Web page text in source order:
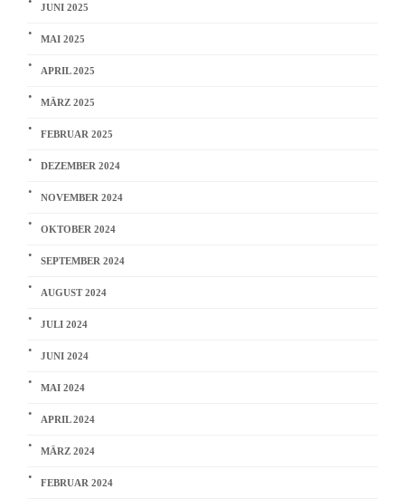
JUNI 2025
MAI 2025
APRIL 2025
MÄRZ 2025
FEBRUAR 2025
DEZEMBER 2024
NOVEMBER 2024
OKTOBER 2024
SEPTEMBER 2024
AUGUST 2024
JULI 2024
JUNI 2024
MAI 2024
APRIL 2024
MÄRZ 2024
FEBRUAR 2024